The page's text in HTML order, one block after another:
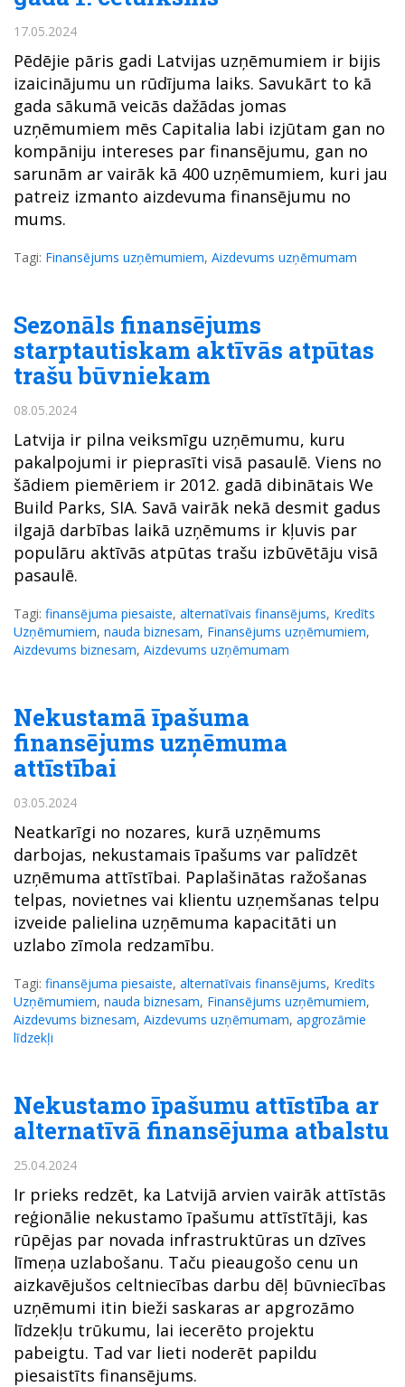
17.05.2024
Pēdējie pāris gadi Latvijas uzņēmumiem ir bijis
izaicinājumu un rūdījuma laiks. Savukārt to kā
gada sākumā veicās dažādas jomas
uzņēmumiem mēs Capitalia labi izjūtam gan no
kompāniju intereses par finansējumu, gan no
sarunām ar vairāk kā 400 uzņēmumiem, kuri jau
patreiz izmanto aizdevuma finansējumu no
mums.
Tagi: Finansējums uzņēmumiem, Aizdevums uzņēmumam
Sezonāls finansējums
starptautiskam aktīvās atpūtas
trašu būvniekam
08.05.2024
Latvija ir pilna veiksmīgu uzņēmumu, kuru
pakalpojumi ir pieprasīti visā pasaulē. Viens no
šādiem piemēriem ir 2012. gadā dibinātais We
Build Parks, SIA. Savā vairāk nekā desmit gadus
ilgajā darbības laikā uzņēmums ir kļuvis par
populāru aktīvās atpūtas trašu izbūvētāju visā
pasaulē.
Tagi: finansējuma piesaiste, alternatīvais finansējums, Kredīts
Uzņēmumiem, nauda biznesam, Finansējums uzņēmumiem,
Aizdevums biznesam, Aizdevums uzņēmumam
Nekustamā īpašuma
finansējums uzņēmuma
attīstībai
03.05.2024
Neatkarīgi no nozares, kurā uzņēmums
darbojas, nekustamais īpašums var palīdzēt
uzņēmuma attīstībai. Paplašinātas ražošanas
telpas, novietnes vai klientu uzņemšanas telpu
izveide palielina uzņēmuma kapacitāti un
uzlabo zīmola redzamību.
Tagi: finansējuma piesaiste, alternatīvais finansējums, Kredīts
Uzņēmumiem, nauda biznesam, Finansējums uzņēmumiem,
Aizdevums biznesam, Aizdevums uzņēmumam, apgrozāmie
līdzekļi
Nekustamo īpašumu attīstība ar
alternatīvā finansējuma atbalstu
25.04.2024
Ir prieks redzēt, ka Latvijā arvien vairāk attīstās
reģionālie nekustamo īpašumu attīstītāji, kas
rūpējas par novada infrastruktūras un dzīves
līmeņa uzlabošanu. Taču pieaugošo cenu un
aizkavējušos celtniecības darbu dēļ būvniecības
uzņēmumi itin bieži saskaras ar apgrozāmo
līdzekļu trūkumu, lai iecerēto projektu
pabeigtu. Tad var lieti noderēt papildu
piesaistīts finansējums.